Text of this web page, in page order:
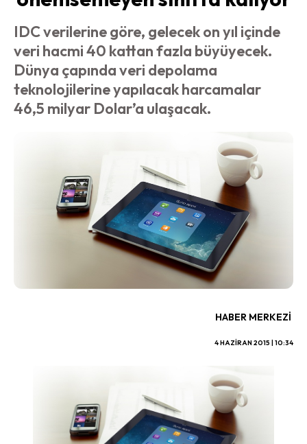
IDC verilerine göre, gelecek on yıl içinde
veri hacmi 40 kattan fazla büyüyecek.
Dünya çapında veri depolama
teknolojilerine yapılacak harcamalar
46,5 milyar Dolar’a ulaşacak.
HABER MERKEZI
4 HAZIRAN 2015 | 10:34